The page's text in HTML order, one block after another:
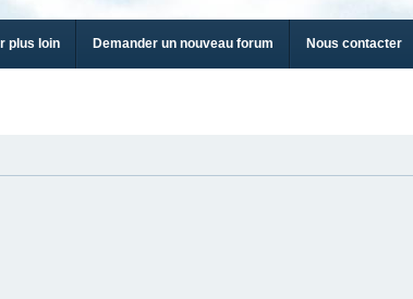
plus loin Demander un nouveau forum Nous contacter